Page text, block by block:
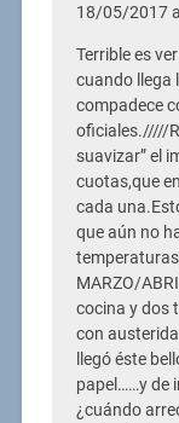
18/05/2017
Terrible es
cuando llega
compadece
oficiales./////
suavizar” el
cuotas,que
cada
que aún no
MARZO/
cocina y dos
con
llegó éste
papel……y de
¿cuándo